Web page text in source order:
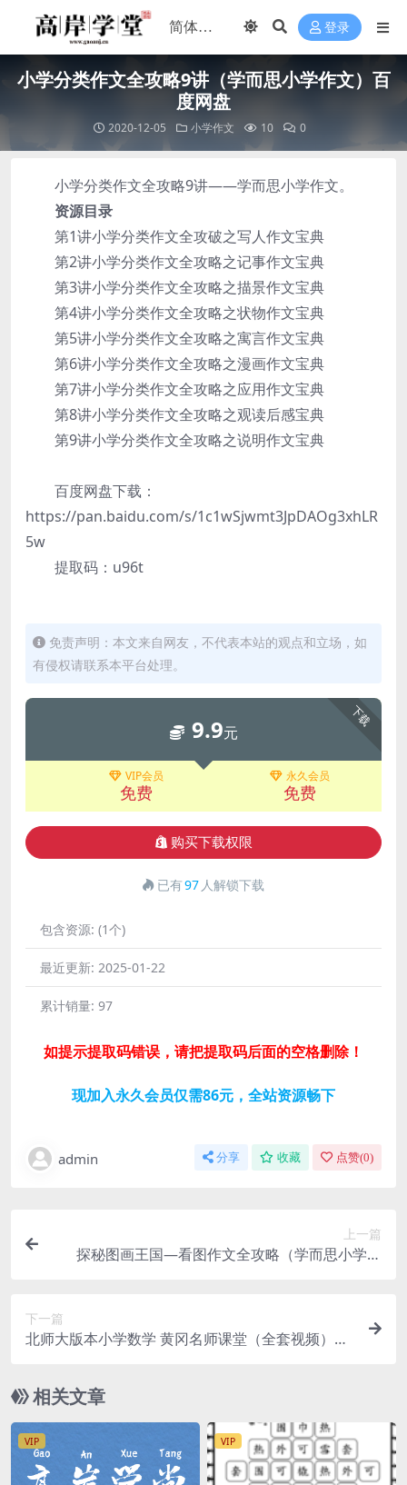
登录
小学分类作文全攻略9讲（学而思小学作文）百
度网盘
2020-12-05 小学作文 10 0
小学分类作文全攻略9讲——学而思小学作文。
资源目录
第1讲小学分类作文全攻破之写人作文宝典
第2讲小学分类作文全攻略之记事作文宝典
第3讲小学分类作文全攻略之描景作文宝典
第4讲小学分类作文全攻略之状物作文宝典
第5讲小学分类作文全攻略之寓言作文宝典
第6讲小学分类作文全攻略之漫画作文宝典
第7讲小学分类作文全攻略之应用作文宝典
第8讲小学分类作文全攻略之观读后感宝典
第9讲小学分类作文全攻略之说明作文宝典
百度网盘下载：
https://pan.baidu.com/s/1c1wSjwmt3JpDAOg3xhLR
5w
提取码：u96t
免责声明：本文来自网友，不代表本站的观点和立场，如
有侵权请联系本平台处理。
下载
9.9元
VIP会员
免费
永久会员
免费
购买下载权限
已有97 人解锁下载
包含资源: (1个)
最近更新: 2025-01-22
累计销量: 97
如提示提取码错误，请把提取码后面的空格删除！
现加入永久会员仅需86元，全站资源畅下
admin 分享 收藏 点赞(0)
上一篇
探秘图画王国—看图作文全攻略（学而思小学作
下一篇
北师大版本小学数学 黄冈名师课堂（全套视频）百
相关文章
VIP VIP